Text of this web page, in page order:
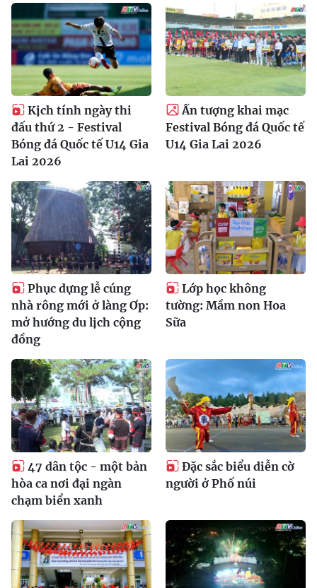
Kịch tính ngày thi
đấu thứ 2 - Festival
Bóng đá Quốc tế U14 Gia
Lai 2026
Ấn tượng khai mạc
Festival Bóng đá Quốc tế
U14 Gia Lai 2026
Phục dựng lễ cúng
nhà rông mới ở làng Ơp:
mở hướng du lịch cộng
đồng
Lớp học không
tường: Mầm non Hoa
Sữa
47 dân tộc - một bản
hòa ca nơi đại ngàn
chạm biển xanh
Đặc sắc biểu diễn cờ
người ở Phố núi